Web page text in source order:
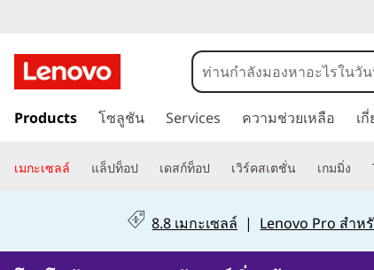
ค้
า
ร
า
ไ
นื้
Products โซลูชัน Services ความช่วยเหลือ เ
เมกะเซลล์ แล็ปท็อป เดสก์ท็อป เวิร์คสเตชั่น เกมมิ่ง
8.8 เมกะเซลล์ | Lenovo Pro สำห